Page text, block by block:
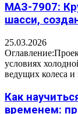
МАЗ-7907:
шасси,
25.03.2026
условиях
ведущих колеса и
Как
временем: